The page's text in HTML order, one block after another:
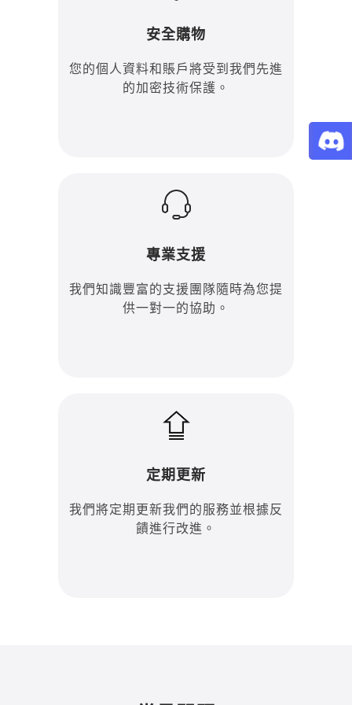
安全購物
您的個人資料和賬戶將受到我們先進
的加密技術保護。
專業支援
我們知識豐富的支援團隊隨時為您提
供一對一的協助。
定期更新
我們將定期更新我們的服務並根據反
饋進行改進。